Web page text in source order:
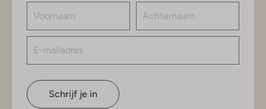
Schrijf je in